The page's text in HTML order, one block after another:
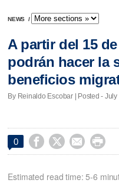
NEWS /
A partir del 15
podrán hacer la
beneficios
By Reinaldo Escobar | Posted - July
0    
Estimated read time: 5-6